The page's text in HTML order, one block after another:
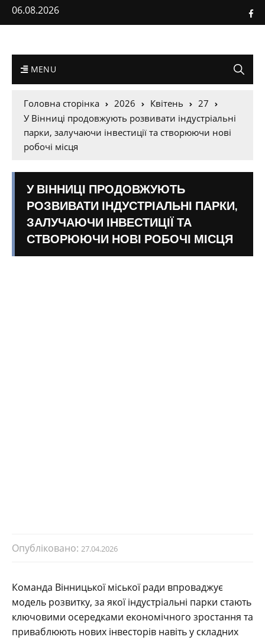
06.08.2026
MENU
Головна сторінка 2026 Квітень
27
У Вінниці продовжують розвивати індустріальні
парки, залучаючи інвестиції та створюючи нові
робочі місця
У ВІННИЦІ ПРОДОВЖУЮТЬ
РОЗВИВАТИ ІНДУСТРІАЛЬНІ ПАРКИ,
ЗАЛУЧАЮЧИ ІНВЕСТИЦІЇ ТА
СТВОРЮЮЧИ НОВІ РОБОЧІ МІСЦЯ
Опубліковано: 27.04.2026
Команда Вінницької міської ради впроваджує
модель розвитку, за якої індустріальні парки стають
ключовими осередками економічного зростання та
приваблюють нових інвесторів навіть у складних